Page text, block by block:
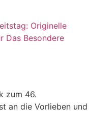
Originelle
Das Besondere
zum 46.
an die Vorlieben und